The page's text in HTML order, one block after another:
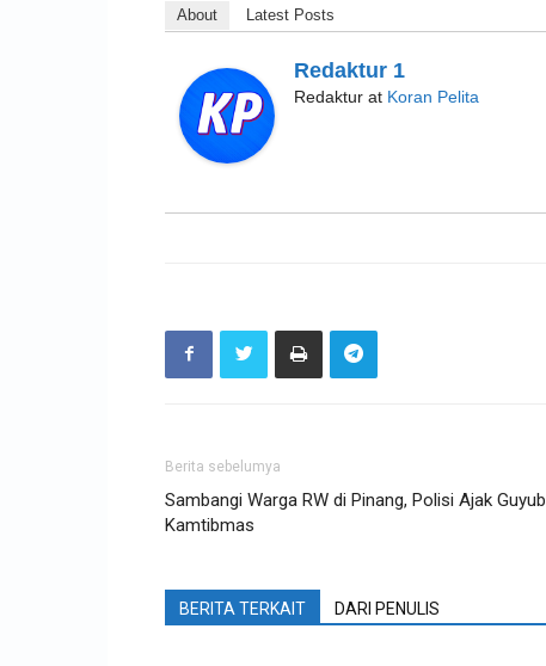
About Latest Posts
Redaktur 1
Redaktur at Koran Pelita
Berita sebelumya
Sambangi Warga RW di Pinang, Polisi Ajak Guyub
Kamtibmas
BERITA TERKAIT DARI PENULIS